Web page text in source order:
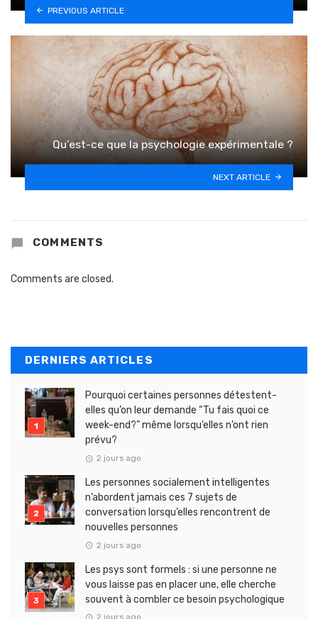
PREVIOUS ARTICLE
Qu’est-ce que la psychologie expérimentale ?
NEXT ARTICLE
COMMENTS
Comments are closed.
DERNIERS ARTICLES
Pourquoi certaines personnes détestent-
elles qu’on leur demande “Tu fais quoi ce
week-end?” même lorsqu’elles n’ont rien
prévu?
2 jours ago
Les personnes socialement intelligentes
n’abordent jamais ces 7 sujets de
conversation lorsqu’elles rencontrent de
nouvelles personnes
2 jours ago
Les psys sont formels : si une personne ne
vous laisse pas en placer une, elle cherche
souvent à combler ce besoin psychologique
2 jours ago